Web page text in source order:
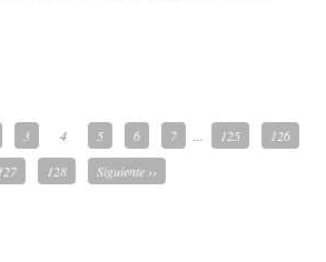
3 4 5 6 7 125
126
127
128 Siguiente ››